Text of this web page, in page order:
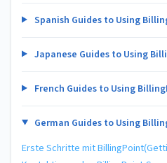
Spanish Guides to Using
Japanese Guides to Using
French Guides to Using
German Guides to Using
Erste Schritte mit